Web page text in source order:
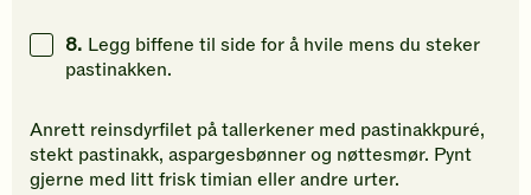
8. Legg biffene til side for å hvile mens du steker
pastinakken.
Anrett reinsdyrfilet på tallerkener med pastinakkpuré,
stekt pastinakk, aspargesbønner og nøttesmør. Pynt
gjerne med litt frisk timian eller andre urter.